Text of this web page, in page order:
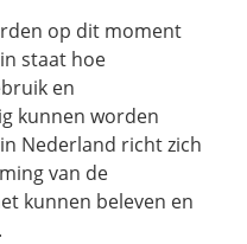
op dit moment
staat hoe
en
kunnen worden
Nederland richt zich
van de
kunnen beleven en